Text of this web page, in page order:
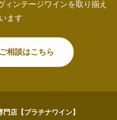
ィンテージワインを取り揃え
ます
相談はこちら
店【プラチナワイン】